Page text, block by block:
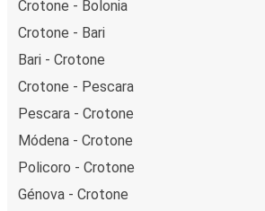
Crotone - Bolonia
Crotone - Bari
Bari - Crotone
Crotone - Pescara
Pescara - Crotone
Módena - Crotone
Policoro - Crotone
Génova - Crotone